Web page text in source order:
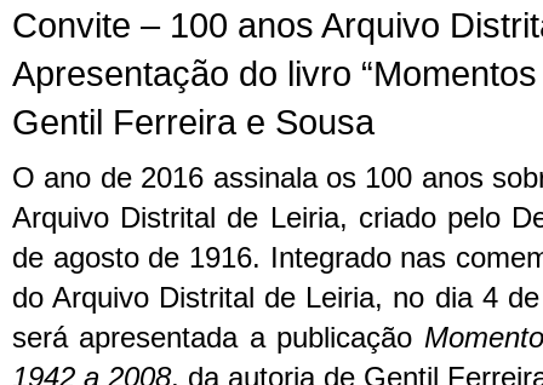
Convite – 100 anos Arquivo
Apresentação do livro
Gentil Ferreira e Sousa
O ano de 2016 assinala os 100 anos
Arquivo Distrital de Leiria, criado pelo
de agosto de 1916. Integrado nas
do Arquivo Distrital de Leiria, no dia 4
será apresentada a publicação
1942 a 2008, da autoria de Gentil